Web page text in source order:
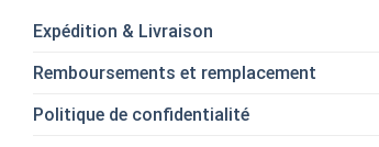
Expédition & Livraison
Remboursements et remplacement
Politique de confidentialité